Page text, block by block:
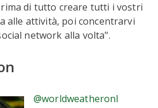
di tutto creare tutti i vostri
alle attività, poi concentrarvi
network alla volta".
@worldweatheronl